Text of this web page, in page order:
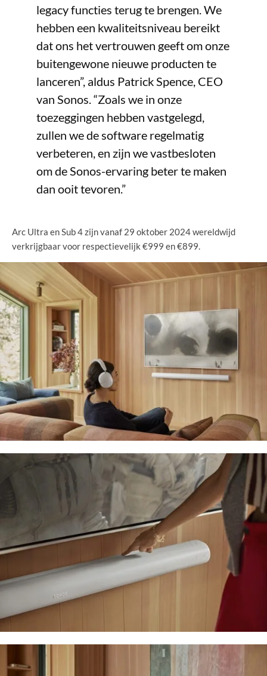
legacy functies terug te brengen. We
hebben een kwaliteitsniveau bereikt
dat ons het vertrouwen geeft om onze
buitengewone nieuwe producten te
lanceren”, aldus Patrick Spence, CEO
van Sonos. “Zoals we in onze
toezeggingen hebben vastgelegd,
zullen we de software regelmatig
verbeteren, en zijn we vastbesloten
om de Sonos-ervaring beter te maken
dan ooit tevoren.”
Arc Ultra en Sub 4 zijn vanaf 29 oktober 2024 wereldwijd
verkrijgbaar voor respectievelijk €999 en €899.